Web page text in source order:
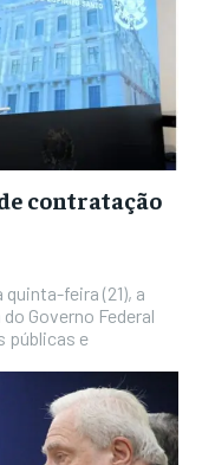
contratação
feira (21), a
Governo Federal
públicas e